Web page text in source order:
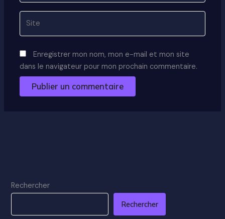
Site
Enregistrer mon nom, mon e-mail et mon site
dans le navigateur pour mon prochain commentaire.
Rechercher
Rechercher